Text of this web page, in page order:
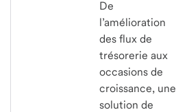
De
l’amélioration
des flux de
trésorerie aux
occasions de
croissance, une
solution de